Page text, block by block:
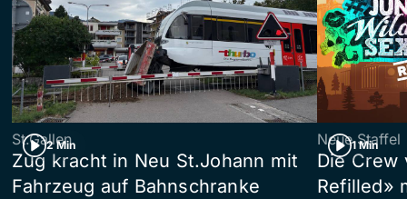
2 Min
St.Gallen
Zug kracht in Neu St.Johann mit
Fahrzeug auf Bahnschranke
1 Min
Neue Staffel
Die Crew
Refilled»